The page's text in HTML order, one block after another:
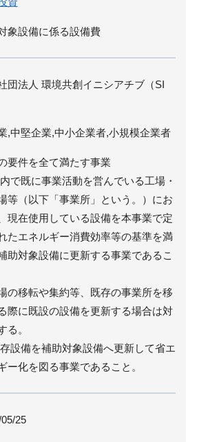
象設備に係る設備費
団法人 環境共創イニシアチブ（SI
,中堅企業,中小企業者,小規模企業者
要件を全て満たす事業
で既に事業活動を営んでいる工場・
等（以下「事業所」という。）にお
現在使用している設備を本事業で定
たエネルギー消費効率等の基準を満
助対象設備に更新する事業であるこ
の移転や集約等、既存の事業所を移
際に既設の設備を更新する場合は対
る。
設備を補助対象設備へ更新して省エ
ー化を図る事業であること。
25